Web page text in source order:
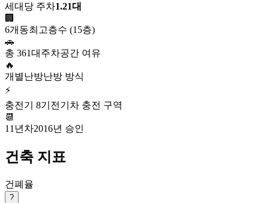
세대당 주차1.21대
🏢
6개동최고층수 (15층)
🚗
총 361대 주차공간 여유
🔥
개별난방난방 방식
⚡
충전기 8기 전기차 충전 구역
📆
11년차2016년 승인
건축 지표
건폐율
?